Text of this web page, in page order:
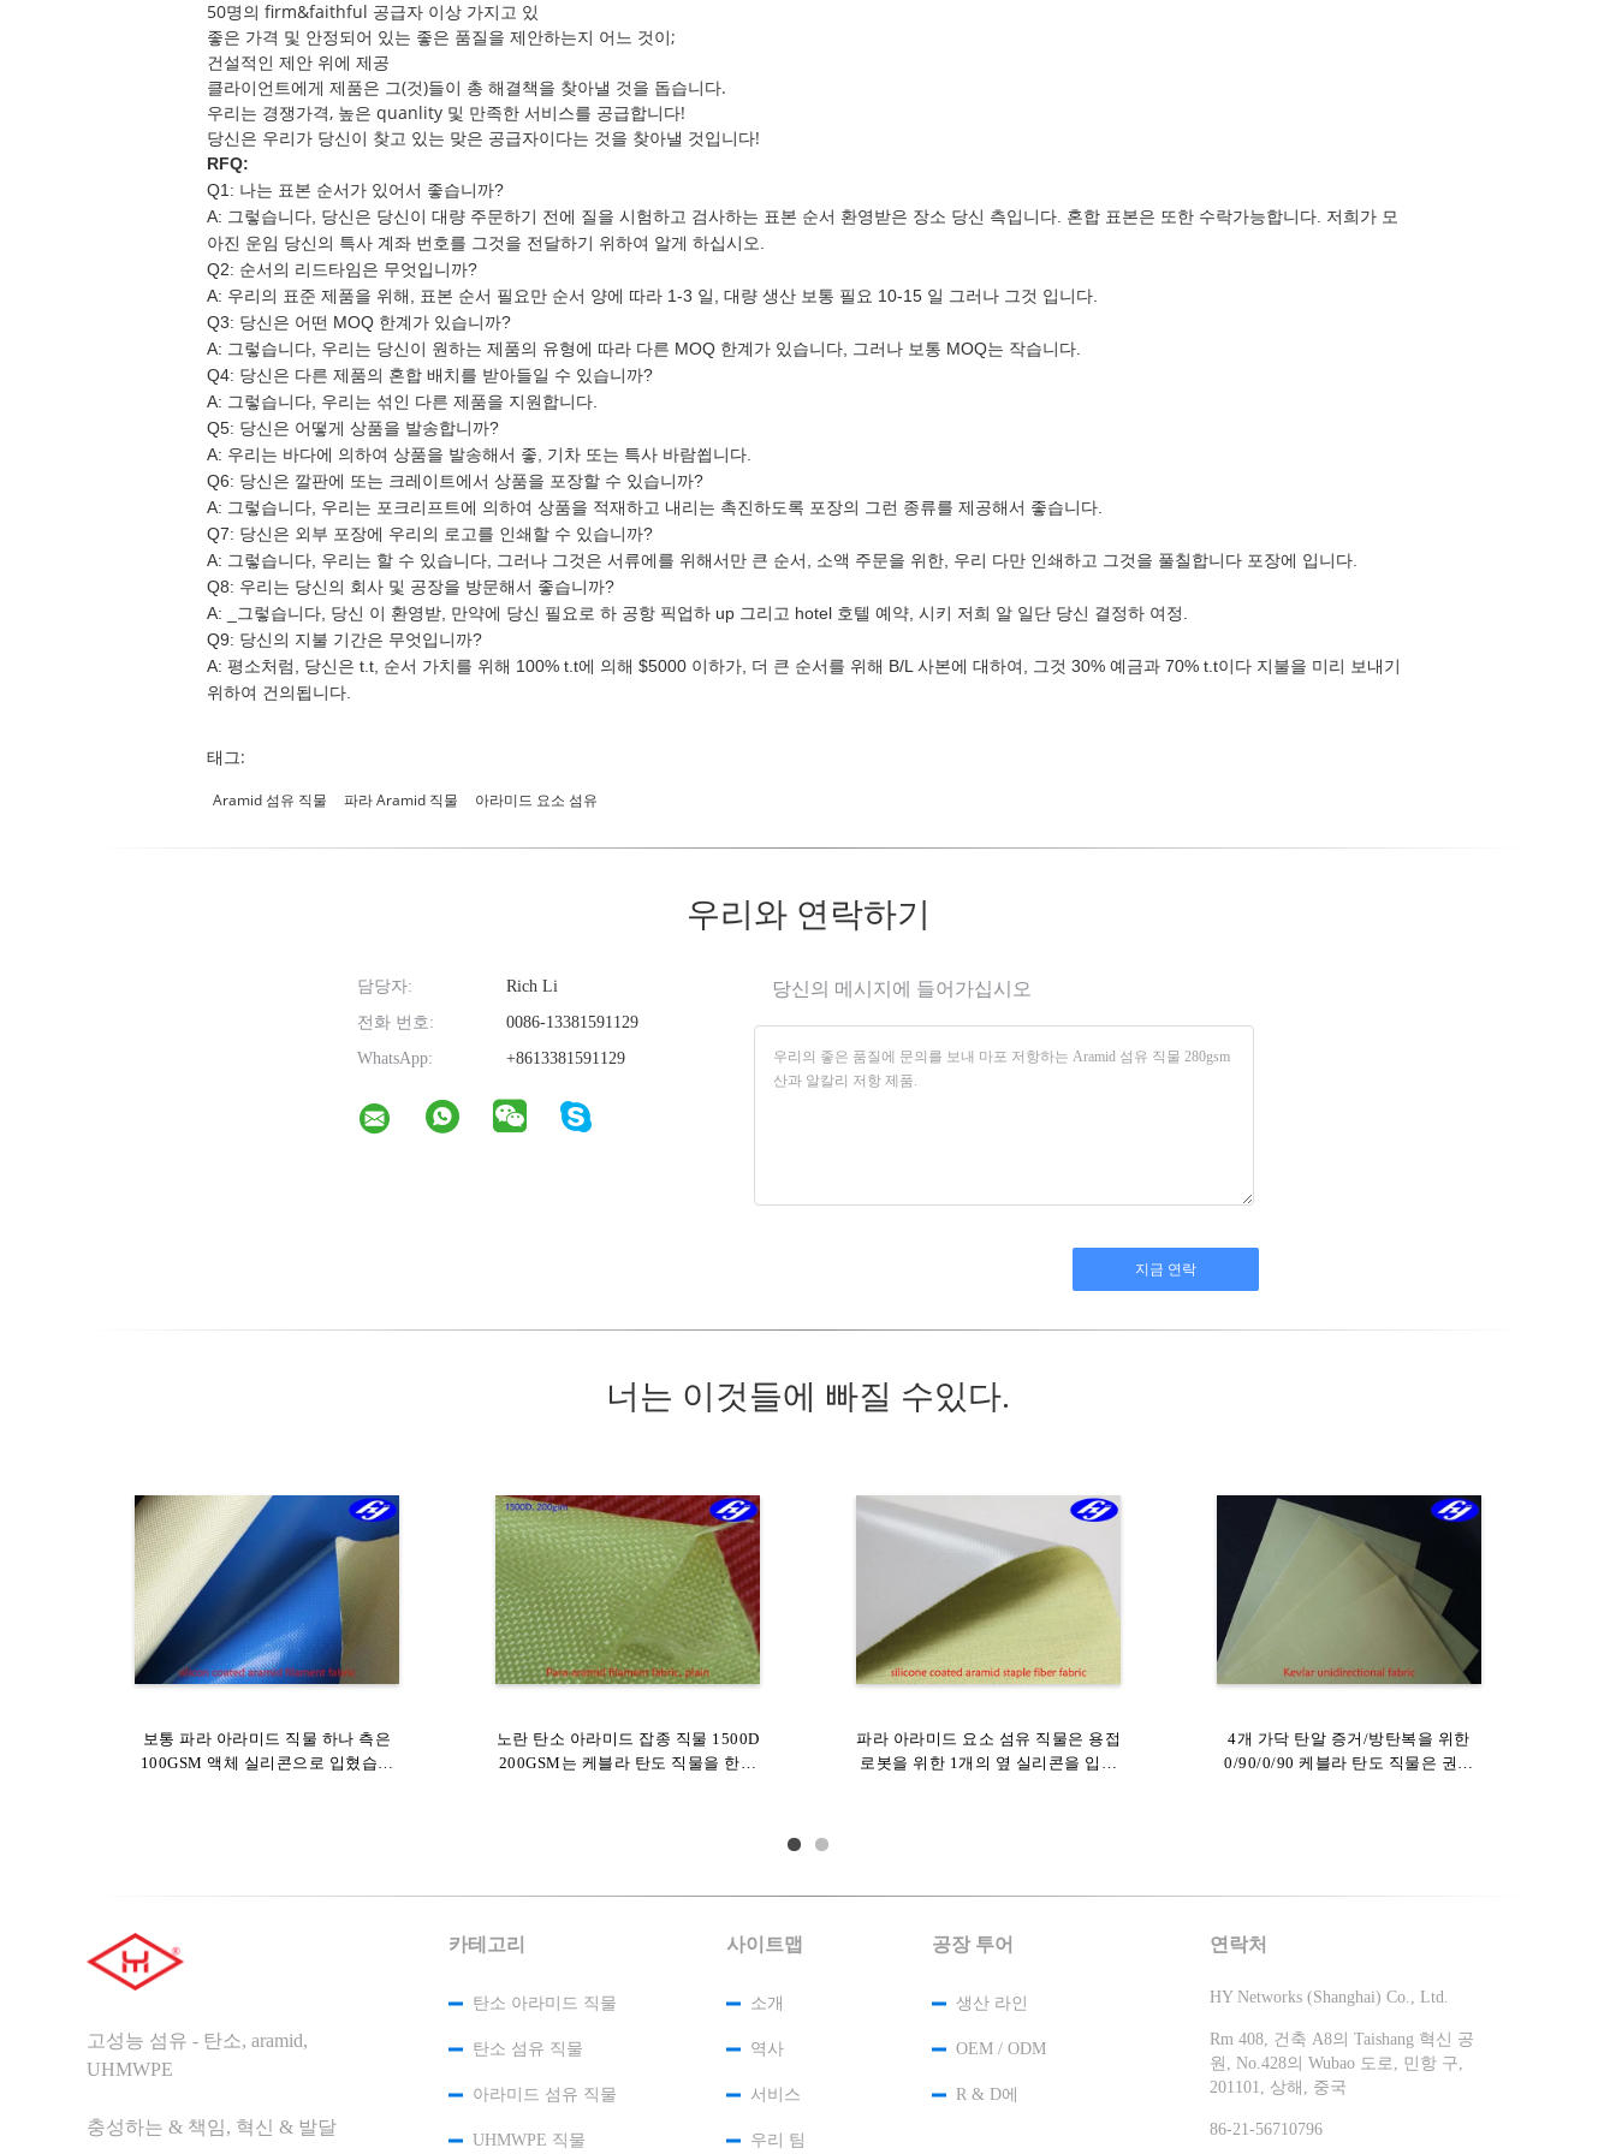
50명의 firm&faithful 공급자 이상 가지고 있
좋은 가격 및 안정되어 있는 좋은 품질을 제안하는지 어느 것이;
건설적인 제안 위에 제공
클라이언트에게 제품은 그(것)들이 총 해결책을 찾아낼 것을 돕습니다.
우리는 경쟁가격, 높은 quanlity 및 만족한 서비스를 공급합니다!
당신은 우리가 당신이 찾고 있는 맞은 공급자이다는 것을 찾아낼 것입니다!
RFQ:
Q1: 나는 표본 순서가 있어서 좋습니까?
A: 그렇습니다, 당신은 당신이 대량 주문하기 전에 질을 시험하고 검사하는 표본 순서 환영받은 장소 당신 측입니다. 혼합 표본은 또한 수락가능합니다. 저희가 모
아진 운임 당신의 특사 계좌 번호를 그것을 전달하기 위하여 알게 하십시오.
Q2: 순서의 리드타임은 무엇입니까?
A: 우리의 표준 제품을 위해, 표본 순서 필요만 순서 양에 따라 1-3 일, 대량 생산 보통 필요 10-15 일 그러나 그것 입니다.
Q3: 당신은 어떤 MOQ 한계가 있습니까?
A: 그렇습니다, 우리는 당신이 원하는 제품의 유형에 따라 다른 MOQ 한계가 있습니다, 그러나 보통 MOQ는 작습니다.
Q4: 당신은 다른 제품의 혼합 배치를 받아들일 수 있습니까?
A: 그렇습니다, 우리는 섞인 다른 제품을 지원합니다.
Q5: 당신은 어떻게 상품을 발송합니까?
A: 우리는 바다에 의하여 상품을 발송해서 좋, 기차 또는 특사 바람쐽니다.
Q6: 당신은 깔판에 또는 크레이트에서 상품을 포장할 수 있습니까?
A: 그렇습니다, 우리는 포크리프트에 의하여 상품을 적재하고 내리는 촉진하도록 포장의 그런 종류를 제공해서 좋습니다.
Q7: 당신은 외부 포장에 우리의 로고를 인쇄할 수 있습니까?
A: 그렇습니다, 우리는 할 수 있습니다, 그러나 그것은 서류에를 위해서만 큰 순서, 소액 주문을 위한, 우리 다만 인쇄하고 그것을 풀칠합니다 포장에 입니다.
Q8: 우리는 당신의 회사 및 공장을 방문해서 좋습니까?
A: _그렇습니다, 당신 이 환영받, 만약에 당신 필요로 하 공항 픽업하 up 그리고 hotel 호텔 예약, 시키 저희 알 일단 당신 결정하 여정.
Q9: 당신의 지불 기간은 무엇입니까?
A: 평소처럼, 당신은 t.t, 순서 가치를 위해 100% t.t에 의해 $5000 이하가, 더 큰 순서를 위해 B/L 사본에 대하여, 그것 30% 예금과 70% t.t이다 지불을 미리 보내기
위하여 건의됩니다.
태그:
Aramid 섬유 직물 파라 Aramid 직물 아라미드 요소 섬유
우리와 연락하기
담당자:
Rich Li
전화 번호:
0086-13381591129
WhatsApp:
+8613381591129
당신의 메시지에 들어가십시오
너는 이것들에 빠질 수있다.
보통 파라 아라미드 직물 하나 측은
100GSM 액체 실리콘으로 입혔습니
노란 탄소 아라미드 잡종 직물 1500D
200GSM는 케블라 탄도 직물을 한탄
파라 아라미드 요소 섬유 직물은 용접
로봇을 위한 1개의 옆 실리콘을 입혔
4개 가닥 탄알 증거/방탄복을 위한
0/90/0/90 케블라 탄도 직물은 권리
좋은 성적에 경량 Aramid 섬유 직물
250gsm 화학 저항하는
고열 저항을 가진 탄알 증거 아라미드
탄소 섬유 1000D 200GSM
필라멘트 파라 아라미드 직물 1000D
200GSM 복합 강화 구조
열 절연제를 위한 직업적인 파라
Aramid 요소 섬유 두꺼운 직물
고성능 섬유 - 탄소, aramid,
UHMWPE
충성하는 & 책임, 혁신 & 발달
카테고리
탄소 아라미드 직물
탄소 섬유 직물
아라미드 섬유 직물
UHMWPE 직물
사이트맵
소개
역사
서비스
우리 팀
공장 투어
생산 라인
OEM / ODM
R & D에
연락처
HY Networks (Shanghai) Co., Ltd.
Rm 408, 건축 A8의 Taishang 혁신 공
원, No.428의 Wubao 도로, 민항 구,
201101, 상해, 중국
86-21-56710796